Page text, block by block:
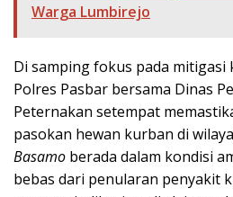
Warga Lumbirejo
Di samping fokus pada mitigasi
Polres Pasbar bersama Dinas
Peternakan setempat
pasokan hewan kurban di
Basamo berada dalam kondisi
bebas dari penularan penyakit